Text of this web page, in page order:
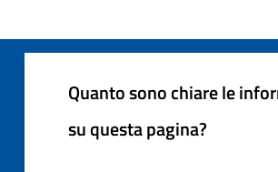
Quanto sono chiare le
su questa pagina?